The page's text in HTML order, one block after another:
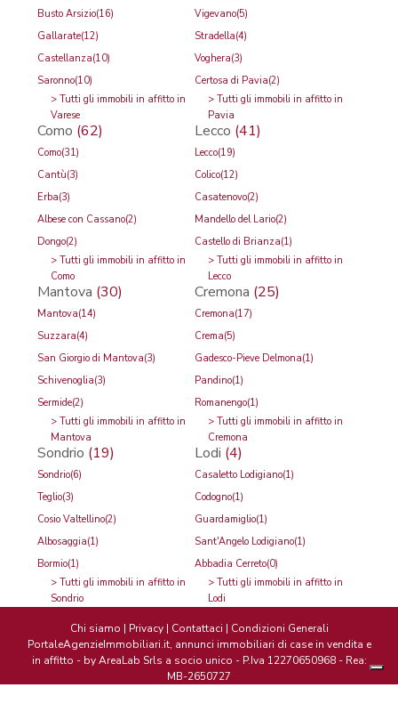
Busto Arsizio(16)
Gallarate(12)
Castellanza(10)
Saronno(10)
> Tutti gli immobili in affitto in
Varese
Como (62)
Como(31)
Cantù(3)
Erba(3)
Albese con Cassano(2)
Dongo(2)
> Tutti gli immobili in affitto in
Como
Mantova (30)
Mantova(14)
Suzzara(4)
San Giorgio di Mantova(3)
Schivenoglia(3)
Sermide(2)
> Tutti gli immobili in affitto in
Mantova
Sondrio (19)
Sondrio(6)
Teglio(3)
Cosio Valtellino(2)
Albosaggia(1)
Bormio(1)
> Tutti gli immobili in affitto in
Sondrio
Vigevano(5)
Stradella(4)
Voghera(3)
Certosa di Pavia(2)
> Tutti gli immobili in affitto in
Pavia
Lecco (41)
Lecco(19)
Colico(12)
Casatenovo(2)
Mandello del Lario(2)
Castello di Brianza(1)
> Tutti gli immobili in affitto in
Lecco
Cremona (25)
Cremona(17)
Crema(5)
Gadesco-Pieve Delmona(1)
Pandino(1)
Romanengo(1)
> Tutti gli immobili in affitto in
Cremona
Lodi (4)
Casaletto Lodigiano(1)
Codogno(1)
Guardamiglio(1)
Sant'Angelo Lodigiano(1)
Abbadia Cerreto(0)
> Tutti gli immobili in affitto in
Lodi
Chi siamo | Privacy| Contattaci | Condizioni Generali
PortaleAgenzieImmobiliari.it, annunci immobiliari di case in vendita e
in affitto - by AreaLab Srls a socio unico - P.Iva 12270650968 - Rea:
MB-2650727